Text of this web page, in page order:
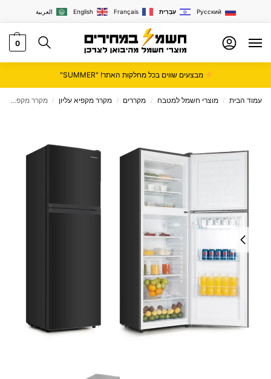
العربية English Français עִבְרִית Русский
0
מבצעים שווים בכל מחלקות האתר! "SUMMER"
עמוד הבית / מוצרי חשמל למטבח / מקררים / מקרר מקפיא עליון / מקרר מקפיא עליון 308 ליטר פירלס BCD 375B שחור Peerless